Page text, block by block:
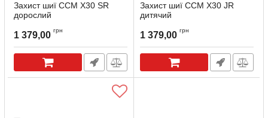
Захист шиї CCM X30 SR
дорослий
1 379,00 грн
Захист шиї CCM X30 JR
дитячий
1 379,00 грн